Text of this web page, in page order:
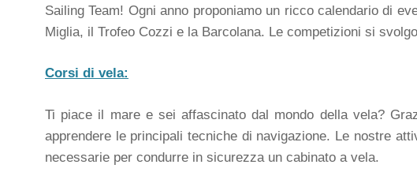
Sailing Team! Ogni anno proponiamo un ricco calendario di
Miglia, il Trofeo Cozzi e la Barcolana. Le competizioni si
Corsi di vela:
Ti piace il mare e sei affascinato dal mondo della vela?
apprendere le principali tecniche di navigazione. Le nostre
necessarie per condurre in sicurezza un cabinato a vela.